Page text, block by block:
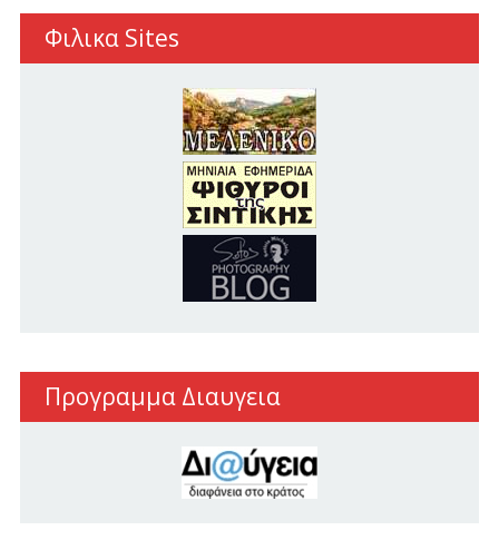
Φιλικα Sites
Προγραμμα Διαυγεια